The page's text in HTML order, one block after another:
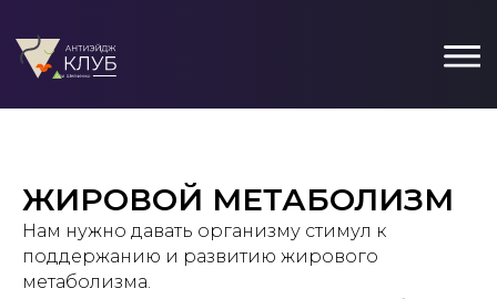
ЖИРОВОЙ МЕТАБОЛИЗМ
Нам нужно давать организму стимул к
поддержанию и развитию жирового
метаболизма.